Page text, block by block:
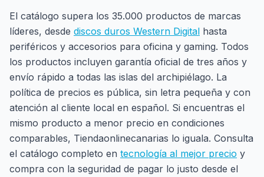
El catálogo supera los 35.000 productos de marcas
líderes, desde discos duros Western Digital hasta
periféricos y accesorios para oficina y gaming. Todos
los productos incluyen garantía oficial de tres años y
envío rápido a todas las islas del archipiélago. La
política de precios es pública, sin letra pequeña y con
atención al cliente local en español. Si encuentras el
mismo producto a menor precio en condiciones
comparables, Tiendaonlinecanarias lo iguala. Consulta
el catálogo completo en tecnología al mejor precio y
compra con la seguridad de pagar lo justo desde el